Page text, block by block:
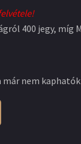
400 jegy,
már nem